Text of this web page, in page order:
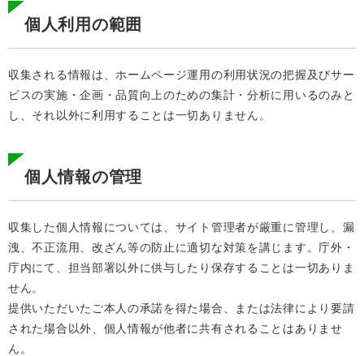
個人利用の範囲
収集される情報は、ホームページ運用の利用状況の把握及びサー
ビスの実施・企画・品質向上のための集計・分析に用いるのみと
し、それ以外に利用することは一切ありません。
個人情報の管理
収集した個人情報については、サイト管理者が厳重に管理し、漏
洩、不正流用、改ざん等の防止に適切な対策を講じます。庁外・
庁内にて、担当部署以外に供与したり保存することは一切ありま
せん。
提供いただいたご本人の承諾を得た場合、または法律により要請
された場合以外、個人情報が他者に共有されることはありませ
ん。